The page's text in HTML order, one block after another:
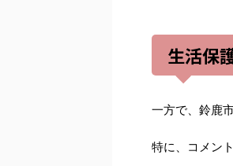
生活保
一方で、鈴鹿
特に、コメン